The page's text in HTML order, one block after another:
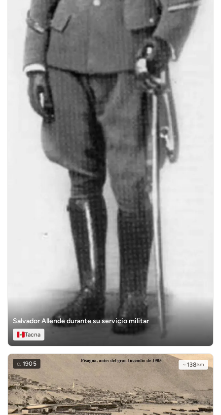
Salvador Allende durante su servicio militar
Tacna
c. 1905 ~ 138km